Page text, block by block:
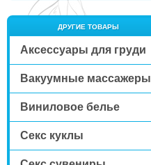
ДРУГИЕ ТОВАРЫ
Аксессуары для груди
Вакуумные массажеры
Виниловое белье
Секс куклы